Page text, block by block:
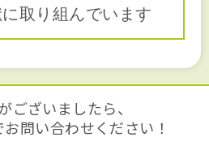
取り組んでいます
ございましたら、
問い合わせください！